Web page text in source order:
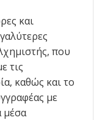
και
που
τις
καθώς και το
με
μέσα